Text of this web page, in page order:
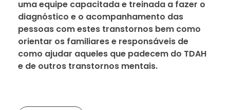
uma equipe capacitada e treinada a fazer o
diagnóstico e o acompanhamento das
pessoas com estes transtornos bem como
orientar os familiares e responsáveis de
como ajudar aqueles que padecem do TDAH
e de outros transtornos mentais.